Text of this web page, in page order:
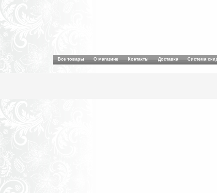
Все товары О магазине Контакты Доставка Система